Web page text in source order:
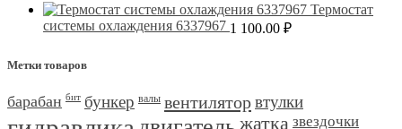
Термостат
системы охлаждения 6337967 1 100.00 ₽
Метки товаров
барабан бит бункер валы вентиляторвтулки
жатка звездочки